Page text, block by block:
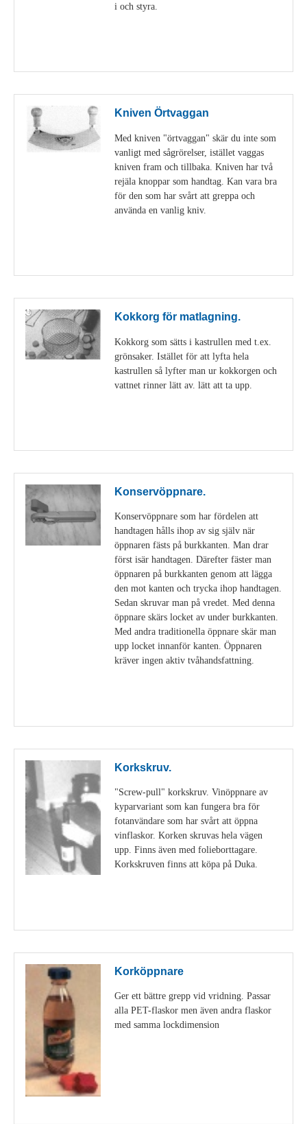
i och styra.
Kniven Örtvaggan
Med kniven "örtvaggan" skär du inte som
vanligt med sågrörelser, istället vaggas
kniven fram och tillbaka. Kniven har två
rejäla knoppar som handtag. Kan vara bra
för den som har svårt att greppa och
använda en vanlig kniv.
Kokkorg för matlagning.
Kokkorg som sätts i kastrullen med t.ex.
grönsaker. Istället för att lyfta hela
kastrullen så lyfter man ur kokkorgen och
vattnet rinner lätt av. lätt att ta upp.
Konservöppnare.
Konservöppnare som har fördelen att
handtagen hålls ihop av sig själv när
öppnaren fästs på burkkanten. Man drar
först isär handtagen. Därefter fäster man
öppnaren på burkkanten genom att lägga
den mot kanten och trycka ihop handtagen.
Sedan skruvar man på vredet. Med denna
öppnare skärs locket av under burkkanten.
Med andra traditionella öppnare skär man
upp locket innanför kanten. Öppnaren
kräver ingen aktiv tvåhandsfattning.
Korkskruv.
"Screw-pull" korkskruv. Vinöppnare av
kyparvariant som kan fungera bra för
fotanvändare som har svårt att öppna
vinflaskor. Korken skruvas hela vägen
upp. Finns även med folieborttagare.
Korkskruven finns att köpa på Duka.
Korköppnare
Ger ett bättre grepp vid vridning. Passar
alla PET-flaskor men även andra flaskor
med samma lockdimension